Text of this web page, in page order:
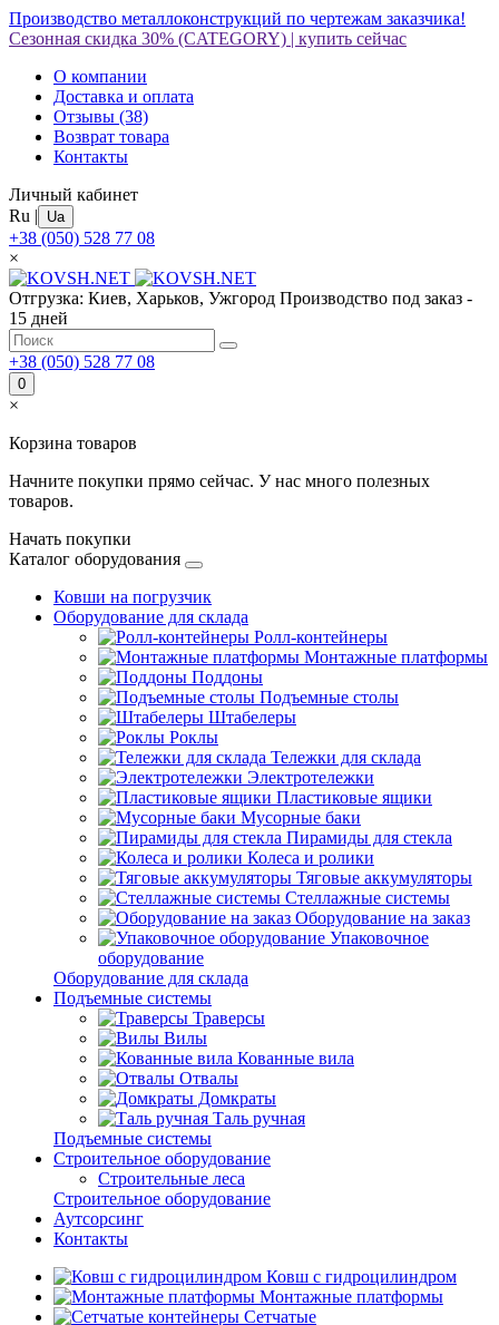
Производство металлоконструкций по чертежам заказчика!
Сезонная скидка 30% (CATEGORY) | купить сейчас
О компании
Доставка и оплата
Отзывы (38)
Возврат товара
Контакты
Личный кабинет
Ru | Ua
+38 (050) 528 77 08
×
Отгрузка: Киев, Харьков, Ужгород Производство под заказ -
15 дней
+38 (050) 528 77 08
0
×
Корзина товаров
Начните покупки прямо сейчас. У нас много полезных
товаров.
Начать покупки
Каталог оборудования
Ковши на погрузчик
Оборудование для склада
Ролл-контейнеры
Монтажные платформы
Поддоны
Подъемные столы
Штабелеры
Роклы
Тележки для склада
Электротележки
Пластиковые ящики
Мусорные баки
Пирамиды для стекла
Колеса и ролики
Тяговые аккумуляторы
Стеллажные системы
Оборудование на заказ
Упаковочное
оборудование
Оборудование для склада
Подъемные системы
Траверсы
Вилы
Кованные вила
Отвалы
Домкраты
Таль ручная
Подъемные системы
Строительное оборудование
Строительные леса
Строительное оборудование
Аутсорсинг
Контакты
Ковш с гидроцилиндром
Монтажные платформы
Сетчатые